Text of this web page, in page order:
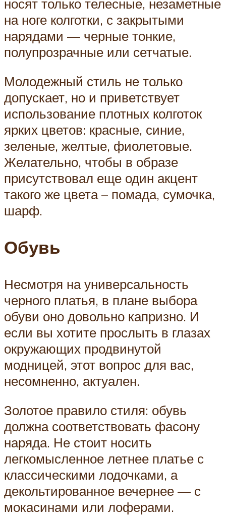
носят только телесные, незаметные
на ноге колготки, с закрытыми
нарядами — черные тонкие,
полупрозрачные или сетчатые.
Молодежный стиль не только
допускает, но и приветствует
использование плотных колготок
ярких цветов: красные, синие,
зеленые, желтые, фиолетовые.
Желательно, чтобы в образе
присутствовал еще один акцент
такого же цвета – помада, сумочка,
шарф.
Обувь
Несмотря на универсальность
черного платья, в плане выбора
обуви оно довольно капризно. И
если вы хотите прослыть в глазах
окружающих продвинутой
модницей, этот вопрос для вас,
несомненно, актуален.
Золотое правило стиля: обувь
должна соответствовать фасону
наряда. Не стоит носить
легкомысленное летнее платье с
классическими лодочками, а
декольтированное вечернее — с
мокасинами или лоферами.